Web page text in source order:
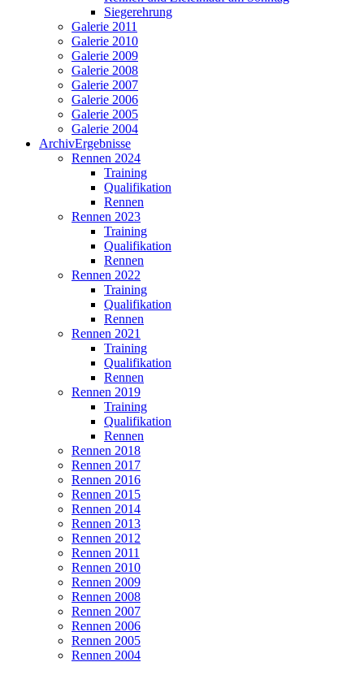
Siegerehrung
Galerie 2011
Galerie 2010
Galerie 2009
Galerie 2008
Galerie 2007
Galerie 2006
Galerie 2005
Galerie 2004
ArchivErgebnisse
Rennen 2024
Training
Qualifikation
Rennen
Rennen 2023
Training
Qualifikation
Rennen
Rennen 2022
Training
Qualifikation
Rennen
Rennen 2021
Training
Qualifikation
Rennen
Rennen 2019
Training
Qualifikation
Rennen
Rennen 2018
Rennen 2017
Rennen 2016
Rennen 2015
Rennen 2014
Rennen 2013
Rennen 2012
Rennen 2011
Rennen 2010
Rennen 2009
Rennen 2008
Rennen 2007
Rennen 2006
Rennen 2005
Rennen 2004